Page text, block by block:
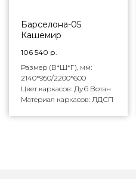
Барселона-05
Кашемир
106 540 р.
Размер (В*Ш*Г), мм:
2140*950/2200*600
Цвет каркасов: Дуб Вотан
Материал каркасов: ЛДСП